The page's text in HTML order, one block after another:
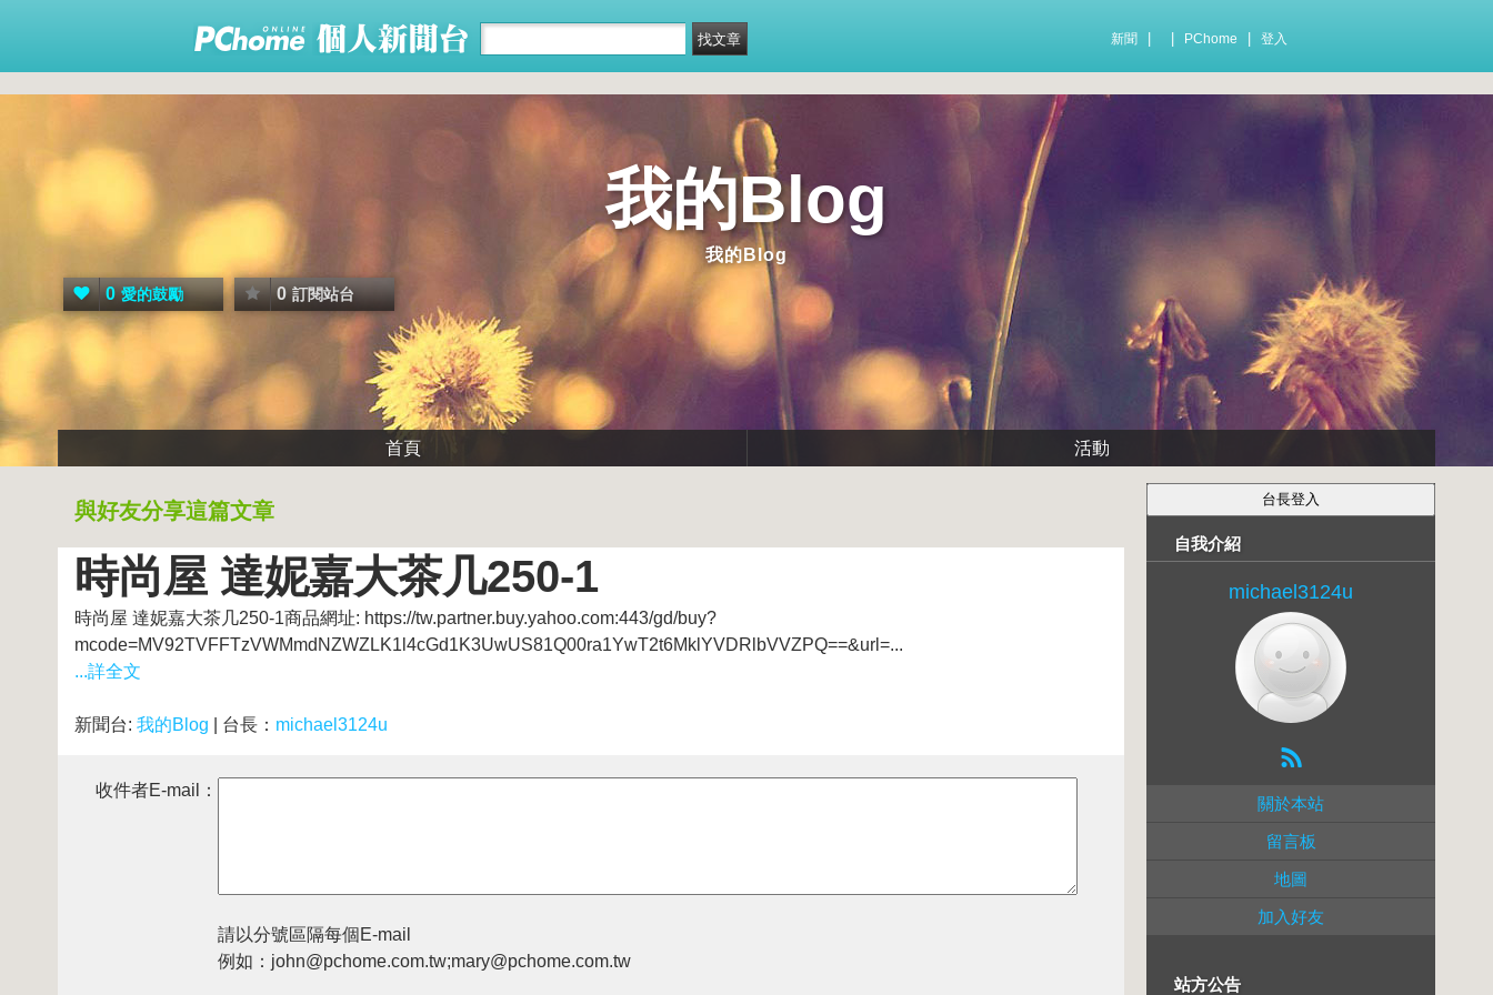
新聞 PChome 登入
我的Blog
我的Blog
0 愛的鼓勵 0 訂閱站台
首頁 活動
與好友分享這篇文章
時尚屋 達妮嘉大茶几250-1
時尚屋 達妮嘉大茶几250-1商品網址: https://tw.partner.buy.yahoo.com:443/gd/buy?
mcode=MV92TVFFTzVWMmdNZWZLK1l4cGd1K3UwUS81Q00ra1YwT2t6MklYVDRlbVVZPQ==&url=...
...詳全文
新聞台: 我的Blog | 台長： michael3124u
收件者E-mail：
請以分號區隔每個E-mail
例如：john@pchome.com.tw;mary@pchome.com.tw
自我介紹
michael3124u
關於本站
留言板
地圖
加入好友
站方公告